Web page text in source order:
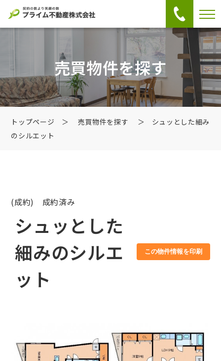
売買物件を探す
トップページ ＞ 売買物件を探す
＞ シュッとした細み
のシルエット
(成約) 成約済み
シュッとした
細みのシルエ
ット
この物件情報を印刷